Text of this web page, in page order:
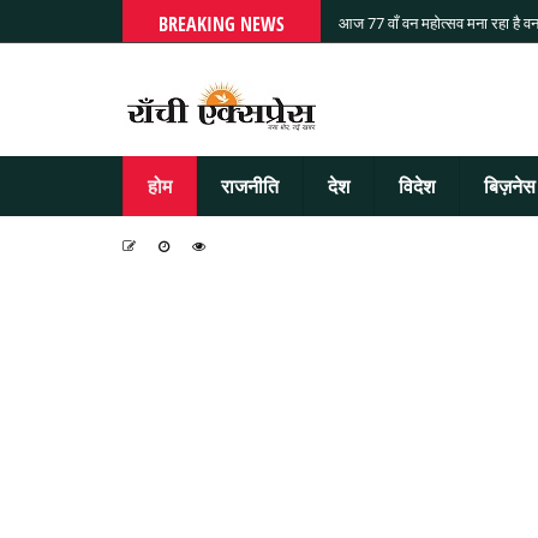
BREAKING NEWS आज 77 वाँ वन महोत्सव मना रहा है
होम राजनीति देश विदेश बिज़नेस